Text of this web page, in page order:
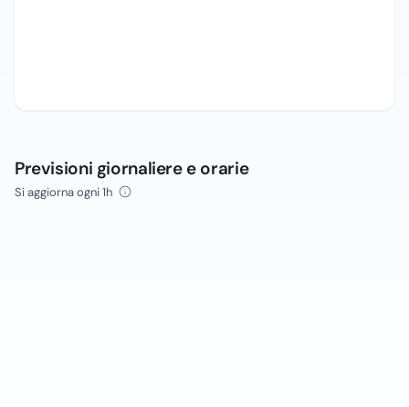
Previsioni giornaliere e orarie
Si aggiorna ogni 1h